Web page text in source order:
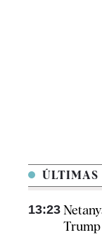
ÚLTIMAS
13:23
Trump